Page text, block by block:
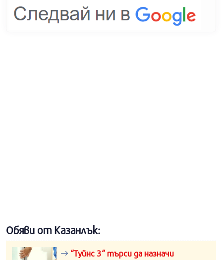
Обяви от Казанлък:
“Туйнс 3“ търси да назначи